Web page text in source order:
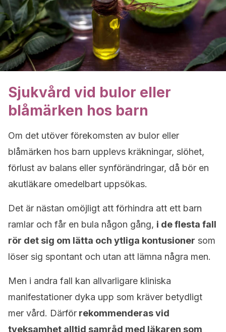
Sjukvård vid bulor eller
blåmärken hos barn
Om det utöver förekomsten av bulor eller
blåmärken hos barn upplevs kräkningar, slöhet,
förlust av balans eller synförändringar, då bör en
akutläkare omedelbart uppsökas.
Det är nästan omöjligt att förhindra att ett barn
ramlar och får en bula någon gång, i de flesta fall
rör det sig om lätta och ytliga kontusioner som
löser sig spontant och utan att lämna några men.
Men i andra fall kan allvarligare kliniska
manifestationer dyka upp som kräver betydligt
mer vård. Därför rekommenderas vid
tveksamhet alltid samråd med läkaren som